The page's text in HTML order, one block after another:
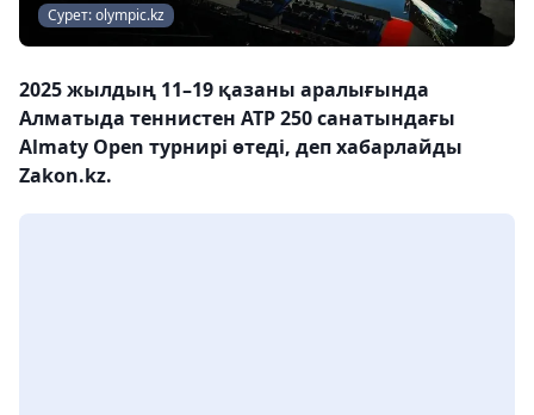
Сурет: olympic.kz
2025 жылдың 11–19 қазаны аралығында
Алматыда теннистен ATP 250 санатындағы
Almaty Open турнирі өтеді, деп хабарлайды
Zakon.kz.